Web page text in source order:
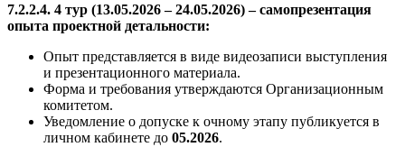
7.2.2.4. 4 тур (13.05.2026 – 24.05.2026) – самопрезентация
опыта проектной детальности:
Опыт представляется в виде видеозаписи выступления
и презентационного материала.
Форма и требования утверждаются Организационным
комитетом.
Уведомление о допуске к очному этапу публикуется в
личном кабинете до 05.2026.